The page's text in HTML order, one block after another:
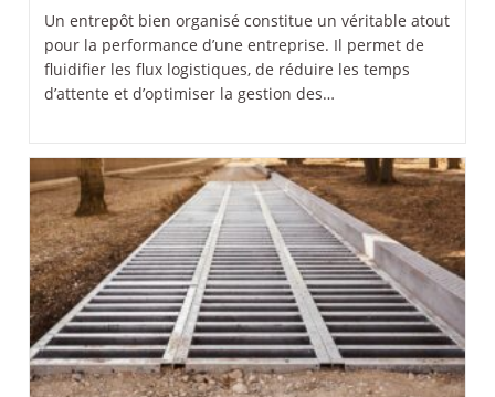
Un entrepôt bien organisé constitue un véritable atout
pour la performance d’une entreprise. Il permet de
fluidifier les flux logistiques, de réduire les temps
d’attente et d’optimiser la gestion des…